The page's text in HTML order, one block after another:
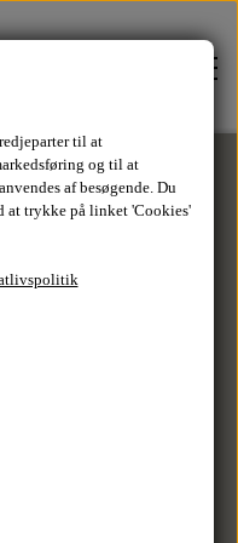
- Navy
til at
og til at
af besøgende. Du
at trykke på linket 'Cookies'